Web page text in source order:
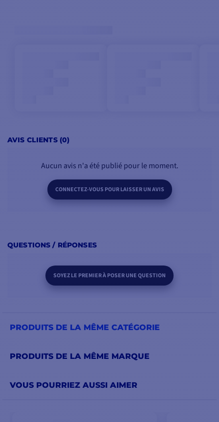
AVIS CLIENTS (0)
Aucun avis n'a été publié pour le moment.
CONNECTEZ-VOUS POUR LAISSER UN AVIS
QUESTIONS / RÉPONSES
SOYEZ LE PREMIER À POSER UNE QUESTION
PRODUITS DE LA MÊME CATÉGORIE
PRODUITS DE LA MÊME MARQUE
VOUS POURRIEZ AUSSI AIMER